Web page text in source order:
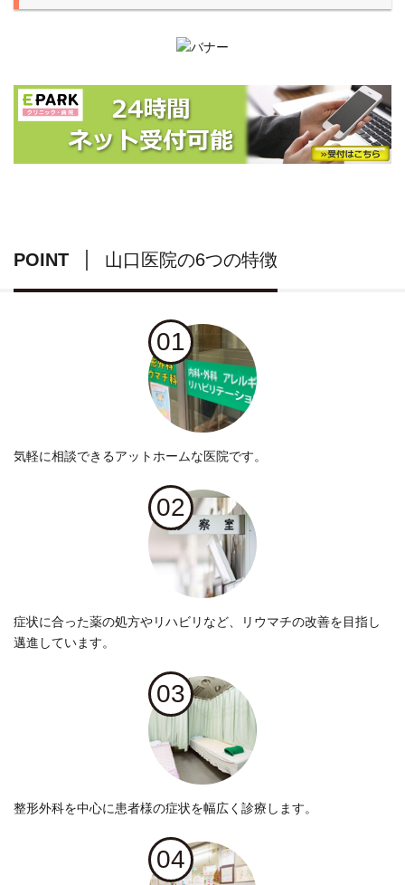
POINT 山口医院の6つの特徴
01
気軽に相談できるアットホームな医院です。
02
症状に合った薬の処方やリハビリなど、リウマチの改善を目指し
邁進しています。
03
整形外科を中心に患者様の症状を幅広く診療します。
04